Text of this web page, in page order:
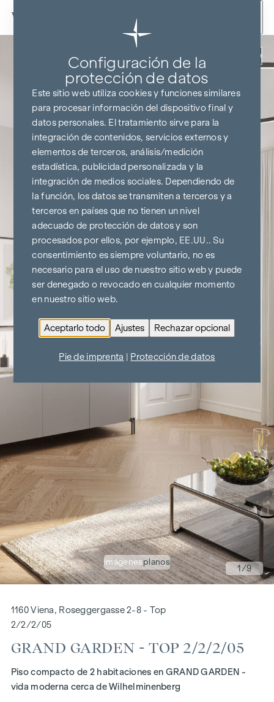
Ir al contenido
imágenes planos
1/9
1160 Viena, Roseggergasse 2-8 - Top
2/2/2/05
GRAND GARDEN - TOP 2/2/2/05
Piso compacto de 2 habitaciones en GRAND GARDEN -
vida moderna cerca de Wilhelminenberg
Configuración de la
protección de datos
Este sitio web utiliza cookies y funciones similares
para procesar información del dispositivo final y
datos personales. El tratamiento sirve para la
integración de contenidos, servicios externos y
elementos de terceros, análisis/medición
estadística, publicidad personalizada y la
integración de medios sociales. Dependiendo de
la función, los datos se transmiten a terceros y a
terceros en países que no tienen un nivel
adecuado de protección de datos y son
procesados por ellos, por ejemplo, EE.UU.. Su
consentimiento es siempre voluntario, no es
necesario para el uso de nuestro sitio web y puede
ser denegado o revocado en cualquier momento
en nuestro sitio web.
Aceptarlo todo Ajustes Rechazar opcional
Pie de imprenta Protección de datos